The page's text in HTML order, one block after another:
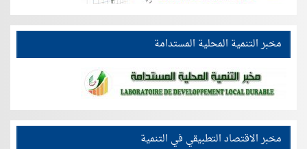
مخبر التنمية المحلية المستدامة
مخبر الاقتصاد التطبيقي في التنمية